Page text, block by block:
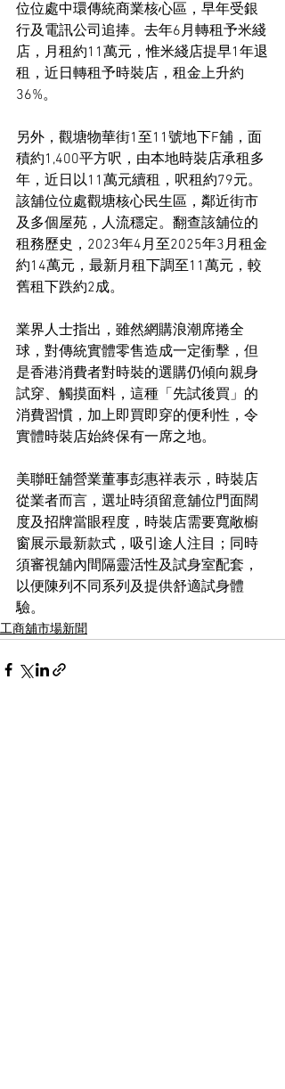
位位處中環傳統商業核心區，早年受銀
行及電訊公司追捧。去年6月轉租予米綫
店，月租約11萬元，惟米綫店提早1年退
租，近日轉租予時裝店，租金上升約
36%。
另外，觀塘物華街1至11號地下F舖，面
積約1,400平方呎，由本地時裝店承租多
年，近日以11萬元續租，呎租約79元。
該舖位位處觀塘核心民生區，鄰近街市
及多個屋苑，人流穩定。翻查該舖位的
租務歷史，2023年4月至2025年3月租金
約14萬元，最新月租下調至11萬元，較
舊租下跌約2成。
業界人士指出，雖然網購浪潮席捲全
球，對傳統實體零售造成一定衝擊，但
是香港消費者對時裝的選購仍傾向親身
試穿、觸摸面料，這種「先試後買」的
消費習慣，加上即買即穿的便利性，令
實體時裝店始終保有一席之地。
美聯旺舖營業董事彭惠祥表示，時裝店
從業者而言，選址時須留意舖位門面闊
度及招牌當眼程度，時裝店需要寬敞櫥
窗展示最新款式，吸引途人注目；同時
須審視舖內間隔靈活性及試身室配套，
以便陳列不同系列及提供舒適試身體
驗。
工商舖市場新聞